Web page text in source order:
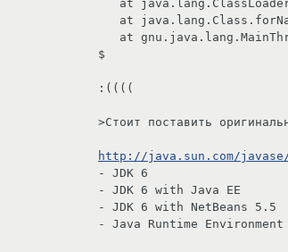
$
:((((
>Стоит поставить
http://java.sun.com/
- JDK 6
- JDK 6 with Java EE
- JDK 6 with NetBeans 5.5
- Java Runtime